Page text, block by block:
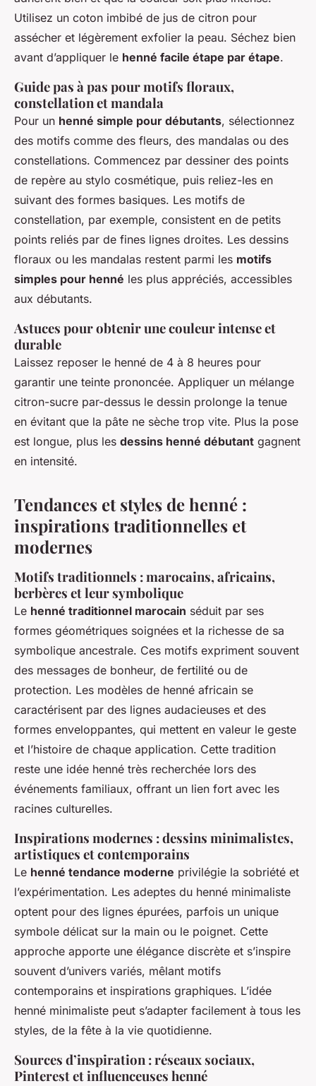
Utilisez un coton imbibé de jus de citron pour
assécher et légèrement exfolier la peau. Séchez bien
avant d’appliquer le henné facile étape par étape.
Guide pas à pas pour motifs floraux,
constellation et mandala
Pour un henné simple pour débutants, sélectionnez
des motifs comme des fleurs, des mandalas ou des
constellations. Commencez par dessiner des points
de repère au stylo cosmétique, puis reliez-les en
suivant des formes basiques. Les motifs de
constellation, par exemple, consistent en de petits
points reliés par de fines lignes droites. Les dessins
floraux ou les mandalas restent parmi les motifs
simples pour henné les plus appréciés, accessibles
aux débutants.
Astuces pour obtenir une couleur intense et
durable
Laissez reposer le henné de 4 à 8 heures pour
garantir une teinte prononcée. Appliquer un mélange
citron-sucre par-dessus le dessin prolonge la tenue
en évitant que la pâte ne sèche trop vite. Plus la pose
est longue, plus les dessins henné débutant gagnent
en intensité.
Tendances et styles de henné :
inspirations traditionnelles et
modernes
Motifs traditionnels : marocains, africains,
berbères et leur symbolique
Le henné traditionnel marocain séduit par ses
formes géométriques soignées et la richesse de sa
symbolique ancestrale. Ces motifs expriment souvent
des messages de bonheur, de fertilité ou de
protection. Les modèles de henné africain se
caractérisent par des lignes audacieuses et des
formes enveloppantes, qui mettent en valeur le geste
et l’histoire de chaque application. Cette tradition
reste une idée henné très recherchée lors des
événements familiaux, offrant un lien fort avec les
racines culturelles.
Inspirations modernes : dessins minimalistes,
artistiques et contemporains
Le henné tendance moderne privilégie la sobriété et
l’expérimentation. Les adeptes du henné minimaliste
optent pour des lignes épurées, parfois un unique
symbole délicat sur la main ou le poignet. Cette
approche apporte une élégance discrète et s’inspire
souvent d’univers variés, mêlant motifs
contemporains et inspirations graphiques. L’idée
henné minimaliste peut s’adapter facilement à tous les
styles, de la fête à la vie quotidienne.
Sources d’inspiration : réseaux sociaux,
Pinterest et influenceuses henné